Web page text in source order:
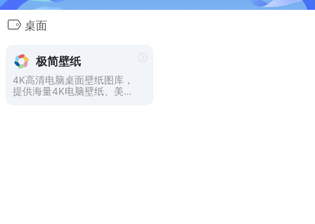
桌面
极简壁纸
4K高清电脑桌面壁纸图库，
提供海量4K电脑壁纸、美